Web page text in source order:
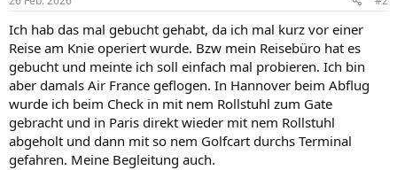
Ich hab das mal gebucht gehabt, da ich mal kurz vor einer
Reise am Knie operiert wurde. Bzw mein Reisebüro hat es
gebucht und meinte ich soll einfach mal probieren. Ich bin
aber damals Air France geflogen. In Hannover beim Abflug
wurde ich beim Check in mit nem Rollstuhl zum Gate
gebracht und in Paris direkt wieder mit nem Rollstuhl
abgeholt und dann mit so nem Golfcart durchs Terminal
gefahren. Meine Begleitung auch.